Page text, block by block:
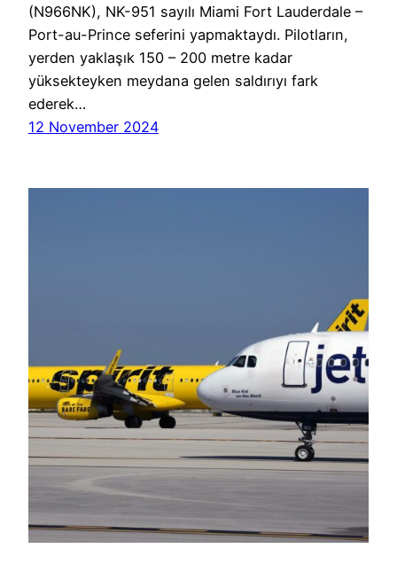
(N966NK), NK-951 sayılı Miami Fort Lauderdale –
Port-au-Prince seferini yapmaktaydı. Pilotların,
yerden yaklaşık 150 – 200 metre kadar
yüksekteyken meydana gelen saldırıyı fark
ederek…
12 November 2024